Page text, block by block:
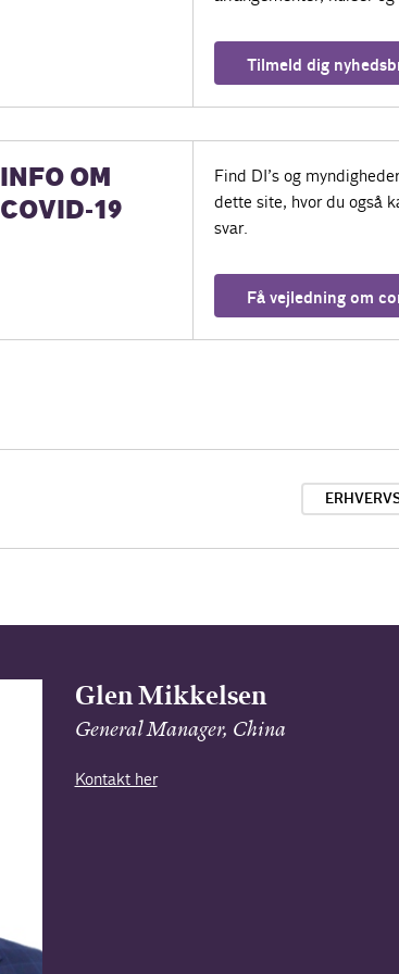
Tilmeld dig
INFO OM
COVID-19
Find DI’s og
dette site, hvor du også
svar.
Få vejledning om
Glen Mikkelsen
General Manager, China
Kontakt her